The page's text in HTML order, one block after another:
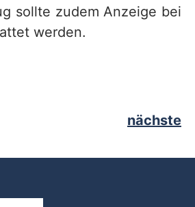
sollte zudem Anzeige bei
werden.
nächste